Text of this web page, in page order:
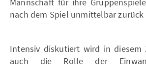
nach dem Spiel unmittelbar zurück
Intensiv diskutiert wird in diesem
auch die Rolle der